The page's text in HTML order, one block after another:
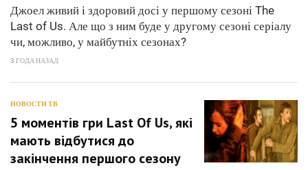
Джоел живий і здоровий досі у першому сезоні The
Last of Us. Але що з ним буде у другому сезоні серіалу
чи, можливо, у майбутніх сезонах?
3 ГОДА НАЗАД
НОВОСТИ ТВ
5 моментів гри Last Of Us, які
мають відбутися до
закінчення першого сезону